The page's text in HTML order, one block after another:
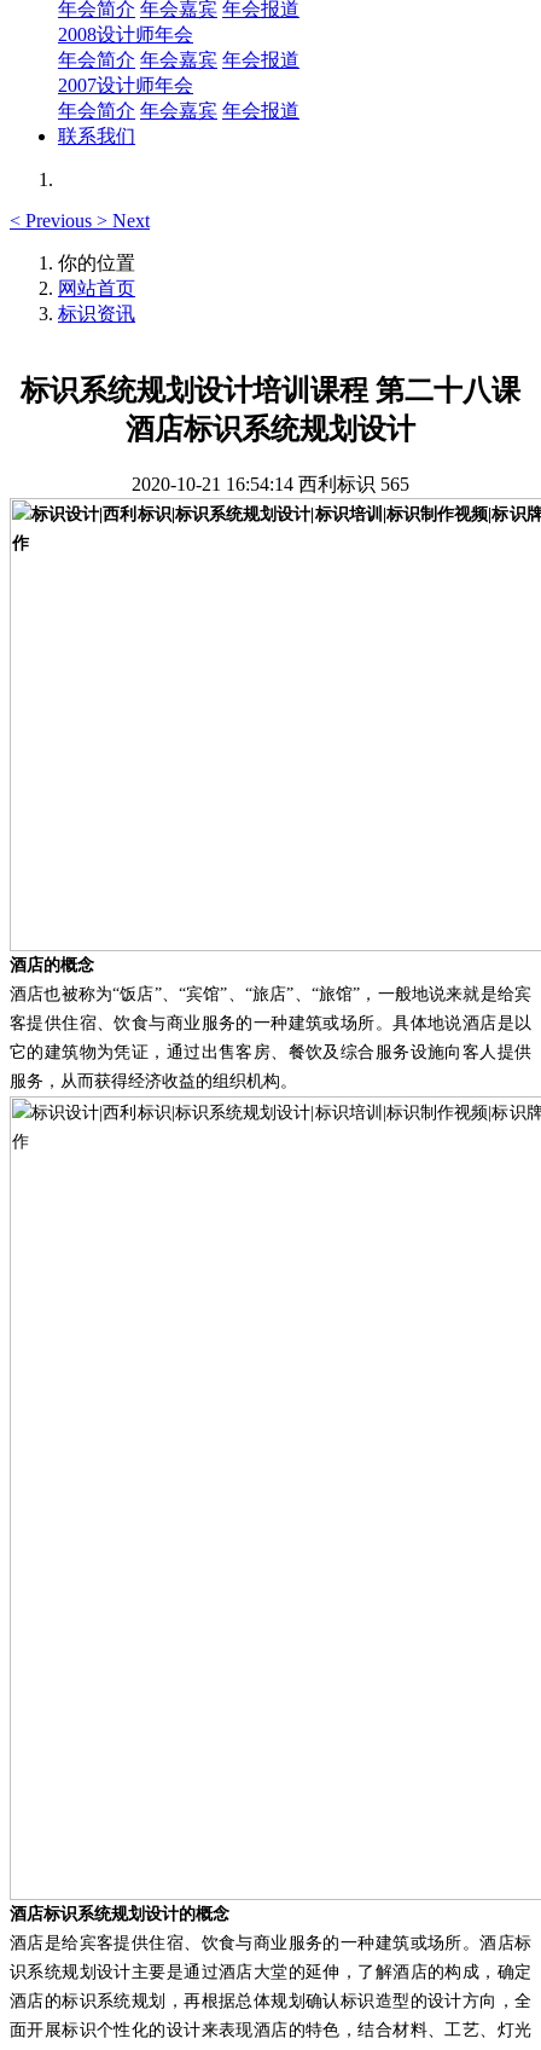
年会简介 年会嘉宾 年会报道
2008设计师年会
年会简介 年会嘉宾 年会报道
2007设计师年会
年会简介 年会嘉宾 年会报道
联系我们
< Previous > Next
你的位置
网站首页
标识资讯
标识系统规划设计培训课程 第二十八课
酒店标识系统规划设计
2020-10-21 16:54:14 西利标识 565
酒店的概念
酒店也被称为“饭店”、“宾馆”、“旅店”、“旅馆”，一般地说来就是给宾
客提供住宿、饮食与商业服务的一种建筑或场所。具体地说酒店是以
它的建筑物为凭证，通过出售客房、餐饮及综合服务设施向客人提供
服务，从而获得经济收益的组织机构。
酒店标识系统规划设计的概念
酒店是给宾客提供住宿、饮食与商业服务的一种建筑或场所。酒店标
识系统规划设计主要是通过酒店大堂的延伸，了解酒店的构成，确定
酒店的标识系统规划，再根据总体规划确认标识造型的设计方向，全
面开展标识个性化的设计来表现酒店的特色，结合材料、工艺、灯光